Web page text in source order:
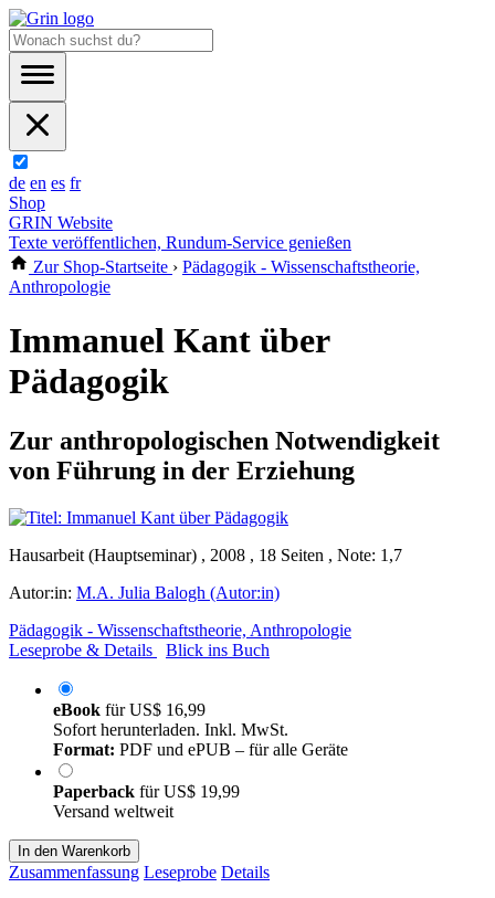
de en es fr
Shop
GRIN Website
Texte veröffentlichen, Rundum-Service genießen
Zur Shop-Startseite › Pädagogik - Wissenschaftstheorie,
Anthropologie
Immanuel Kant über
Pädagogik
Zur anthropologischen Notwendigkeit
von Führung in der Erziehung
Hausarbeit (Hauptseminar) , 2008 , 18 Seiten , Note: 1,7
Autor:in: M.A. Julia Balogh (Autor:in)
Pädagogik - Wissenschaftstheorie, Anthropologie
Leseprobe & Details
Blick ins Buch
eBook fürUS$ 16,99
Sofort herunterladen. Inkl. MwSt.
Format: PDF und ePUB – für alle Geräte
Paperback fürUS$ 19,99
Versand weltweit
In den Warenkorb
Zusammenfassung Leseprobe Details